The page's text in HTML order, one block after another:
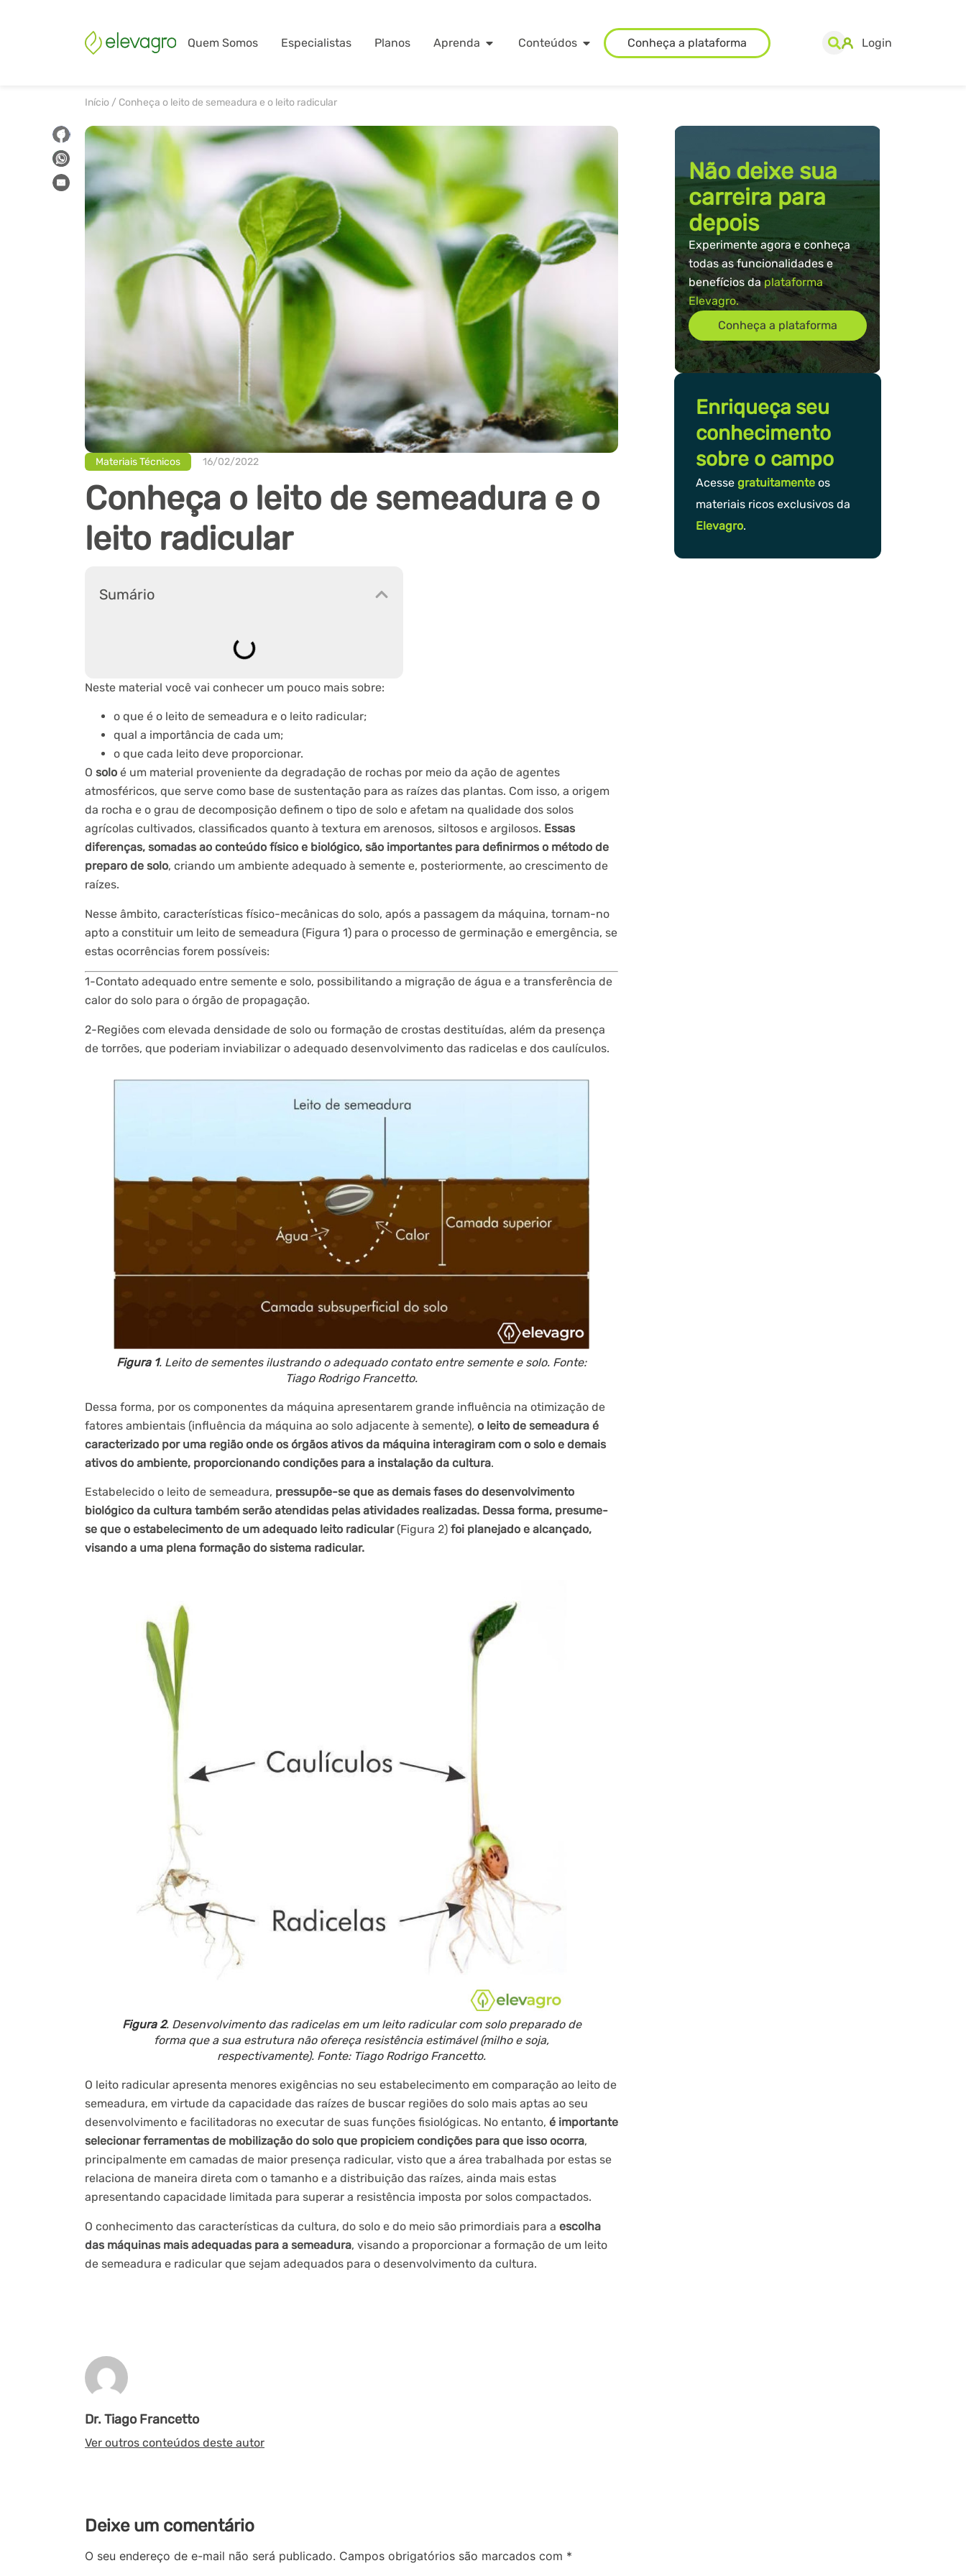
Quem Somos Especialistas Planos Aprenda Conteúdos Conheça a plataforma Login
Início / Conheça o leito de semeadura e o leito radicular
Materiais Técnicos 16/02/2022
Conheça o leito de semeadura e o
leito radicular
Sumário
Neste material você vai conhecer um pouco mais sobre:
o que é o leito de semeadura e o leito radicular;
qual a importância de cada um;
o que cada leito deve proporcionar.
O solo é um material proveniente da degradação de rochas por meio da ação de agentes
atmosféricos, que serve como base de sustentação para as raízes das plantas. Com isso, a origem
da rocha e o grau de decomposição definem o tipo de solo e afetam na qualidade dos solos
agrícolas cultivados, classificados quanto à textura em arenosos, siltosos e argilosos. Essas
diferenças, somadas ao conteúdo físico e biológico, são importantes para definirmos o método de
preparo de solo, criando um ambiente adequado à semente e, posteriormente, ao crescimento de
raízes.
Nesse âmbito, características físico-mecânicas do solo, após a passagem da máquina, tornam-no
apto a constituir um leito de semeadura (Figura 1) para o processo de germinação e emergência, se
estas ocorrências forem possíveis:
1-Contato adequado entre semente e solo, possibilitando a migração de água e a transferência de
calor do solo para o órgão de propagação.
2-Regiões com elevada densidade de solo ou formação de crostas destituídas, além da presença
de torrões, que poderiam inviabilizar o adequado desenvolvimento das radicelas e dos caulículos.
Figura 1. Leito de sementes ilustrando o adequado contato entre semente e solo. Fonte:
Tiago Rodrigo Francetto.
Dessa forma, por os componentes da máquina apresentarem grande influência na otimização de
fatores ambientais (influência da máquina ao solo adjacente à semente), o leito de semeadura é
caracterizado por uma região onde os órgãos ativos da máquina interagiram com o solo e demais
ativos do ambiente, proporcionando condições para a instalação da cultura.
Estabelecido o leito de semeadura, pressupõe-se que as demais fases do desenvolvimento
biológico da cultura também serão atendidas pelas atividades realizadas. Dessa forma, presume-
se que o estabelecimento de um adequado leito radicular (Figura 2) foi planejado e alcançado,
visando a uma plena formação do sistema radicular.
Figura 2. Desenvolvimento das radicelas em um leito radicular com solo preparado de
forma que a sua estrutura não ofereça resistência estimável (milho e soja,
respectivamente). Fonte: Tiago Rodrigo Francetto.
O leito radicular apresenta menores exigências no seu estabelecimento em comparação ao leito de
semeadura, em virtude da capacidade das raízes de buscar regiões do solo mais aptas ao seu
desenvolvimento e facilitadoras no executar de suas funções fisiológicas. No entanto, é importante
selecionar ferramentas de mobilização do solo que propiciem condições para que isso ocorra,
principalmente em camadas de maior presença radicular, visto que a área trabalhada por estas se
relaciona de maneira direta com o tamanho e a distribuição das raízes, ainda mais estas
apresentando capacidade limitada para superar a resistência imposta por solos compactados.
O conhecimento das características da cultura, do solo e do meio são primordiais para a escolha
das máquinas mais adequadas para a semeadura, visando a proporcionar a formação de um leito
de semeadura e radicular que sejam adequados para o desenvolvimento da cultura.
Dr. Tiago Francetto
Ver outros conteúdos deste autor
Deixe um comentário
O seu endereço de e-mail não será publicado. Campos obrigatórios são marcados com *
Não deixe sua
carreira para
depois
Experimente agora e conheça
todas as funcionalidades e
benefícios daplataforma
Elevagro.
Conheça a plataforma
Enriqueça seu
conhecimento
sobre o campo
Acesse gratuitamenteos
materiais ricos exclusivos da
Elevagro.